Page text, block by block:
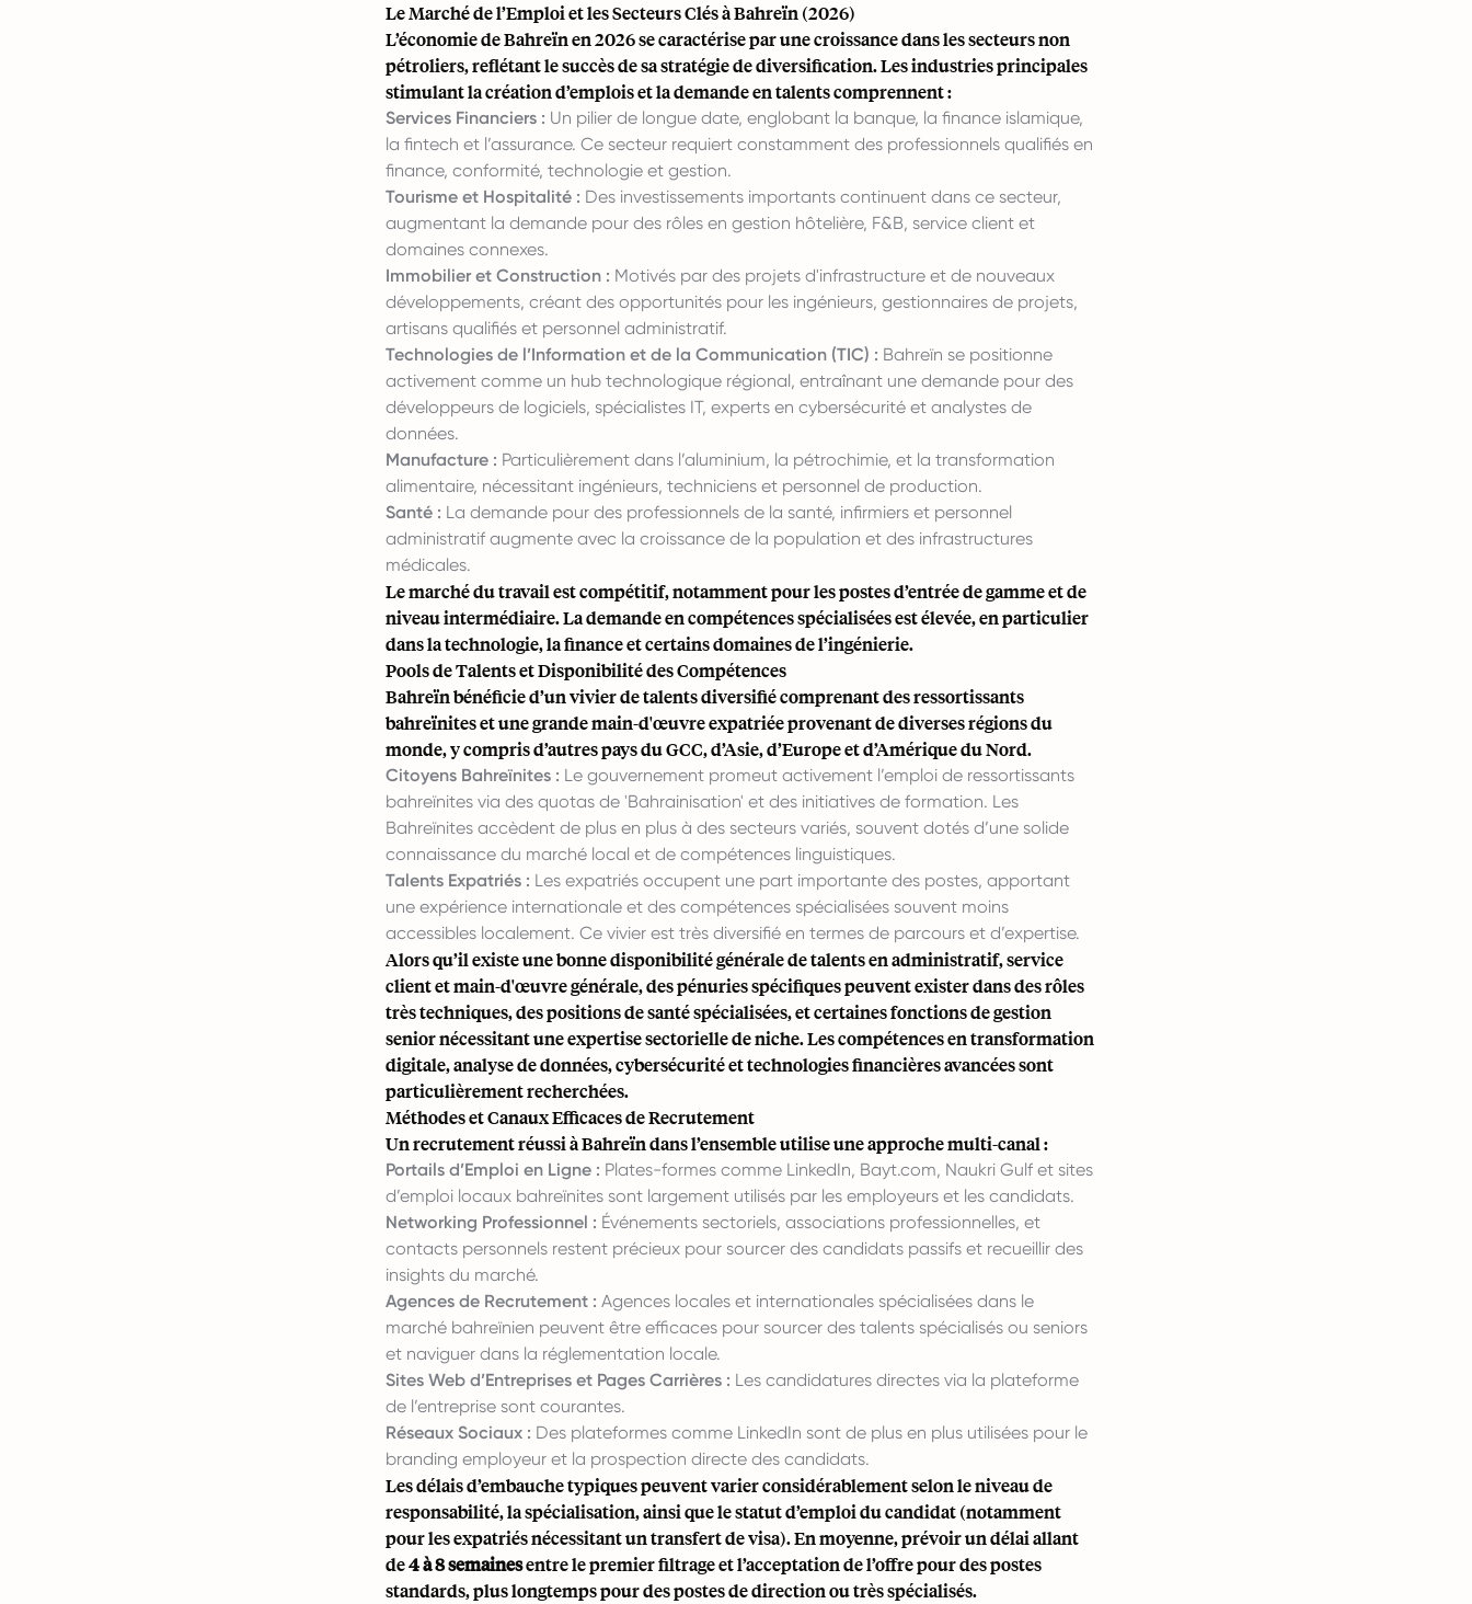
Le Marché de l’Emploi et les Secteurs Clés à Bahreïn (2026)
L’économie de Bahreïn en 2026 se caractérise par une croissance dans les secteurs non
pétroliers, reflétant le succès de sa stratégie de diversification. Les industries principales
stimulant la création d’emplois et la demande en talents comprennent :
Services Financiers : Un pilier de longue date, englobant la banque, la finance islamique,
la fintech et l’assurance. Ce secteur requiert constamment des professionnels qualifiés en
finance, conformité, technologie et gestion.
Tourisme et Hospitalité : Des investissements importants continuent dans ce secteur,
augmentant la demande pour des rôles en gestion hôtelière, F&B, service client et
domaines connexes.
Immobilier et Construction : Motivés par des projets d'infrastructure et de nouveaux
développements, créant des opportunités pour les ingénieurs, gestionnaires de projets,
artisans qualifiés et personnel administratif.
Technologies de l’Information et de la Communication (TIC) : Bahreïn se positionne
activement comme un hub technologique régional, entraînant une demande pour des
développeurs de logiciels, spécialistes IT, experts en cybersécurité et analystes de
données.
Manufacture : Particulièrement dans l’aluminium, la pétrochimie, et la transformation
alimentaire, nécessitant ingénieurs, techniciens et personnel de production.
Santé : La demande pour des professionnels de la santé, infirmiers et personnel
administratif augmente avec la croissance de la population et des infrastructures
médicales.
Le marché du travail est compétitif, notamment pour les postes d’entrée de gamme et de
niveau intermédiaire. La demande en compétences spécialisées est élevée, en particulier
dans la technologie, la finance et certains domaines de l’ingénierie.
Pools de Talents et Disponibilité des Compétences
Bahreïn bénéficie d’un vivier de talents diversifié comprenant des ressortissants
bahreïnites et une grande main-d'œuvre expatriée provenant de diverses régions du
monde, y compris d’autres pays du GCC, d’Asie, d’Europe et d’Amérique du Nord.
Citoyens Bahreïnites : Le gouvernement promeut activement l’emploi de ressortissants
bahreïnites via des quotas de 'Bahrainisation' et des initiatives de formation. Les
Bahreïnites accèdent de plus en plus à des secteurs variés, souvent dotés d’une solide
connaissance du marché local et de compétences linguistiques.
Talents Expatriés : Les expatriés occupent une part importante des postes, apportant
une expérience internationale et des compétences spécialisées souvent moins
accessibles localement. Ce vivier est très diversifié en termes de parcours et d’expertise.
Alors qu’il existe une bonne disponibilité générale de talents en administratif, service
client et main-d'œuvre générale, des pénuries spécifiques peuvent exister dans des rôles
très techniques, des positions de santé spécialisées, et certaines fonctions de gestion
senior nécessitant une expertise sectorielle de niche. Les compétences en transformation
digitale, analyse de données, cybersécurité et technologies financières avancées sont
particulièrement recherchées.
Méthodes et Canaux Efficaces de Recrutement
Un recrutement réussi à Bahreïn dans l’ensemble utilise une approche multi-canal :
Portails d’Emploi en Ligne : Plates-formes comme LinkedIn, Bayt.com, Naukri Gulf et sites
d’emploi locaux bahreïnites sont largement utilisés par les employeurs et les candidats.
Networking Professionnel : Événements sectoriels, associations professionnelles, et
contacts personnels restent précieux pour sourcer des candidats passifs et recueillir des
insights du marché.
Agences de Recrutement : Agences locales et internationales spécialisées dans le
marché bahreïnien peuvent être efficaces pour sourcer des talents spécialisés ou seniors
et naviguer dans la réglementation locale.
Sites Web d’Entreprises et Pages Carrières : Les candidatures directes via la plateforme
de l’entreprise sont courantes.
Réseaux Sociaux : Des plateformes comme LinkedIn sont de plus en plus utilisées pour le
branding employeur et la prospection directe des candidats.
Les délais d’embauche typiques peuvent varier considérablement selon le niveau de
responsabilité, la spécialisation, ainsi que le statut d’emploi du candidat (notamment
pour les expatriés nécessitant un transfert de visa). En moyenne, prévoir un délai allant
de4 à 8 semainesentre le premier filtrage et l’acceptation de l’offre pour des postes
standards, plus longtemps pour des postes de direction ou très spécialisés.